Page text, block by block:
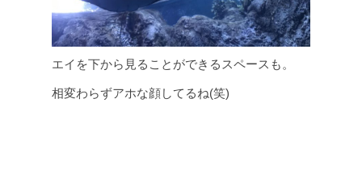
エイを下から見ることができるスペースも。
相変わらずアホな顔してるね(笑)